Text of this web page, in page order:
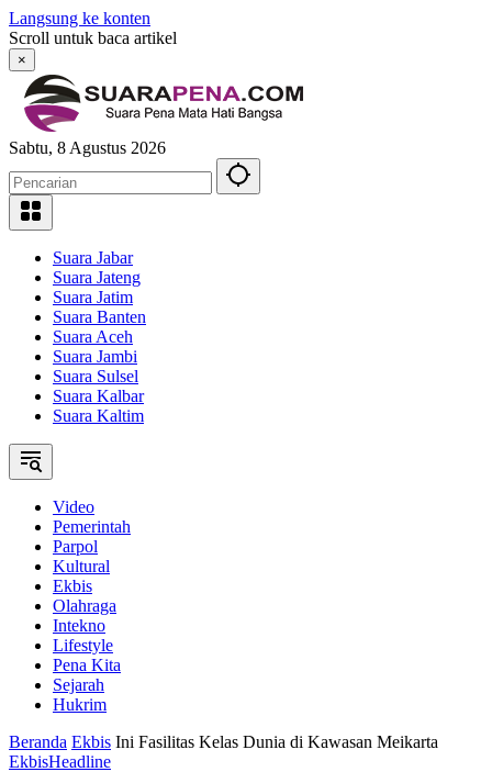
Langsung ke konten
Scroll untuk baca artikel
×
Sabtu, 8 Agustus 2026
Suara Jabar
Suara Jateng
Suara Jatim
Suara Banten
Suara Aceh
Suara Jambi
Suara Sulsel
Suara Kalbar
Suara Kaltim
Video
Pemerintah
Parpol
Kultural
Ekbis
Olahraga
Intekno
Lifestyle
Pena Kita
Sejarah
Hukrim
Beranda Ekbis Ini Fasilitas Kelas Dunia di Kawasan Meikarta
EkbisHeadline